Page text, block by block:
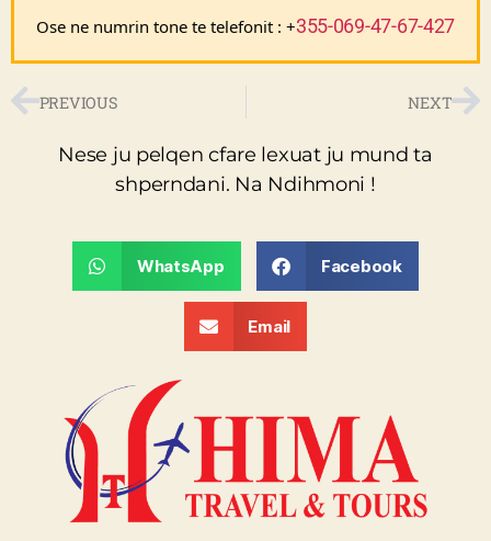
Ose ne numrin tone te telefonit : +355-069-47-67-427
PREVIOUS NEXT
Nese ju pelqen cfare lexuat ju mund ta
shperndani. Na Ndihmoni !
WhatsApp Facebook
Email